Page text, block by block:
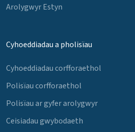
Arolygwyr Estyn
Cyhoeddiadau a pholisïau
Cyhoeddiadau corfforaethol
Polisïau corfforaethol
Polisïau ar gyfer arolygwyr
Ceisiadau gwybodaeth